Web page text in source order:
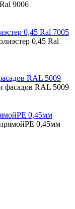
0,45 Ral 7005
RAL 5009
0,45мм